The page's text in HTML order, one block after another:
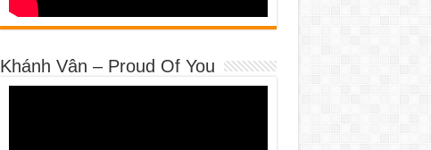
Khánh Vân – Proud Of You